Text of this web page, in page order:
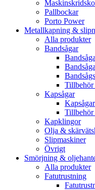
Pallbockar
Porto Power
Metallkapning &
Alla produkter
Bandsågar
Tillbehör
Kapsågar
Kapsågar
Tillbehör
Kapklingor
Olja &
Slipmaskiner
Övrigt
Smörjning &
Alla produkter
Fatutrustning